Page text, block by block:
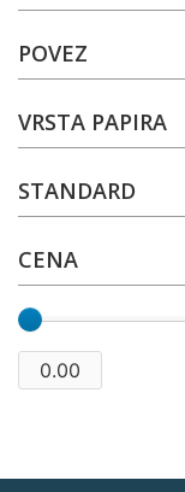
POVEZ
VRSTA PAPIRA
STANDARD
CENA